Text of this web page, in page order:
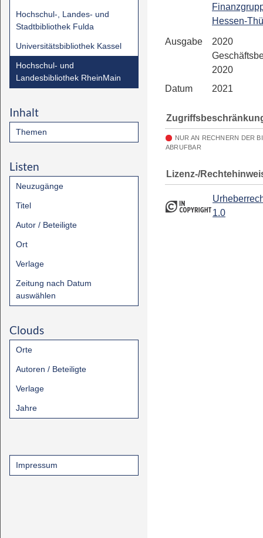
Hochschul-, Landes- und
Stadtbibliothek Fulda
Universitätsbibliothek Kassel
Hochschul- und
Landesbibliothek RheinMain
Inhalt
Themen
Listen
Neuzugänge
Titel
Autor / Beteiligte
Ort
Verlage
Zeitung nach Datum
auswählen
Clouds
Orte
Autoren / Beteiligte
Verlage
Jahre
Impressum
Hessen-
Ausgabe
2020
2020
Datum
2021
NUR AN RECHNERN DER
ABRUFBAR
Lizenz-/
1.0